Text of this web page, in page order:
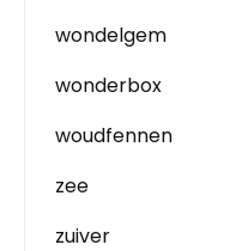
wondelgem
wonderbox
woudfennen
zee
zuiver